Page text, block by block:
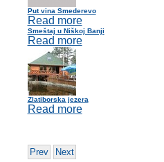
Put vina Smederevo
Read more
Smeštaj u Niškoj Banji
Read more
Zlatiborska jezera
Read more
Prev Next